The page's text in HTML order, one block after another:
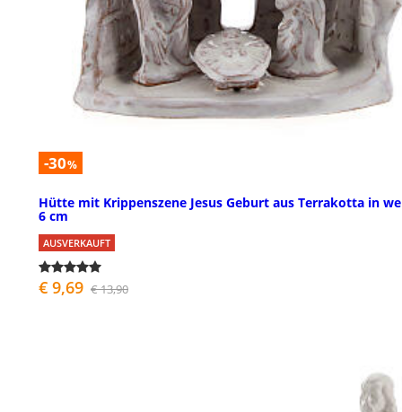
-30%
Hütte mit Krippenszene Jesus Geburt aus Terrakotta in
6 cm
AUSVERKAUFT
€ 9,69 € 13,90